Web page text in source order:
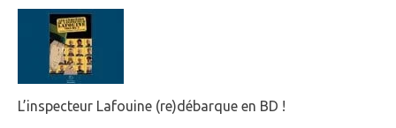
L’inspecteur Lafouine (re)débarque en BD !